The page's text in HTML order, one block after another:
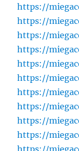
https://
https://
https://
https://
https://
https://
https://
https://
https://
https://
https://